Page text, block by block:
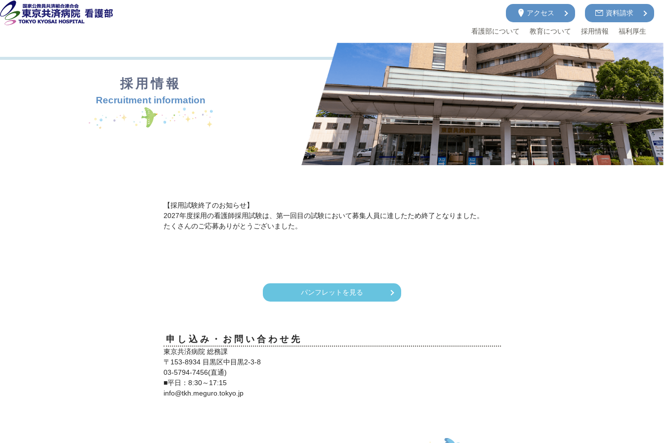
アクセス 資料請求
看護部について 教育について 採用情報 福利厚生
採用情報
Recruitment information
【採用試験終了のお知らせ】
2027年度採用の看護師採用試験は、第一回目の試験において募集人員に達したため終了となりました。
たくさんのご応募ありがとうございました。
パンフレットを見る
申し込み・お問い合わせ先
東京共済病院 総務課
〒153-8934 目黒区中目黒2-3-8
03-5794-7456(直通)
■平日：8:30～17:15
info@tkh.meguro.tokyo.jp